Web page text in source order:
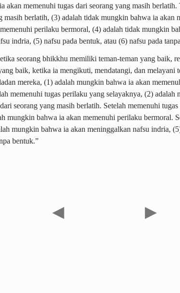
akan memenuhi tugas dari seorang yang masih berlatih.
masih berlatih, (3) adalah tidak mungkin bahwa ia akan
perilaku bermoral, (4) adalah tidak mungkin
indria, (5) nafsu pada bentuk, atau (6) nafsu pada
seorang bhikkhu memiliki teman-teman yang baik,
baik, ketika ia mengikuti, mendatangi, dan melayani
mereka, (1) adalah mungkin bahwa ia akan
memenuhi tugas perilaku yang selayaknya, (2) adalah
seorang yang masih berlatih. Setelah memenuhi
mungkin bahwa ia akan memenuhi perilaku bermoral.
mungkin bahwa ia akan meninggalkan nafsu indria,
bentuk.”
◀ ▶